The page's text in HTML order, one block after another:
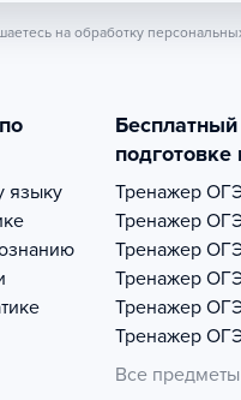
на обработку
языку
Тренажер
Тренажер
Тренажер
Тренажер
Тренажер
Тренажер
Все предметы